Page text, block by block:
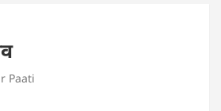
Paati